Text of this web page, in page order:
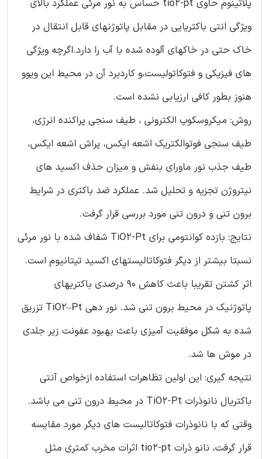
پلاتینوم حاوی tio2-pt حساس به نور مرئی عملکرد بالای
ویژگی انتی باکتریایی در مقابل پاتوژنهای قابل انتقال در
خاک حتی در خاکهای آلوده شده با آب را دارد.اگرچه ویژگی
های فیزیکی و فتوکاتولیست،و کاردبرد آن در محیط این ویوو
هنوز بطور کافی ارزیابی نشده است.
روش: میکروسکوپ الکترونی ، طیف سنجی پراکنده انرژی،
طیف سنجی فوتوالکتریک اشعه ایکس، پراش اشعه ایکس،
طیف جذب نور ماورای بنفش و میزان حذف اکسید های
نیتروژن تجزیه و تحلیل شد. عملکرد ضد باکتری در شرایط
برون تنی و درون تنی مورد بررسی قرار گرفت.
نتایج: بازده کوانتومی برای TiO2-Pt شفاف شده با نور مرئی
نسبتا بیشتر از دیگر فتوکاتالیستهای اکسید تیتانیوم است.
اثر کشتن تقریبا باعث کاهش 90 درصدی باکتریهای
پاتوژنیک در محیط برون تنی شد. نور دهی TiO2–Pt تزریق
شده به شکل موفقیت آمیزی باعث بهبود عفونت زیر جلدی
در موش ها شد.
نتیجه گیری: این اولین تظاهرات استفاده ازخواص آنتی
باکتریال نانوذرات TiO2-Pt در محیط درون تنی می باشد.
وقتی که با نانوذرات فتوکاتالیست های دیگر مورد مقایسه
قرار گرفت، نانو ذرات tio2-pt اثرات مخرب کمتری مثل